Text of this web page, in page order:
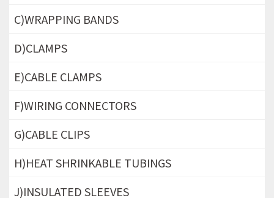
C)WRAPPING BANDS
D)CLAMPS
E)CABLE CLAMPS
F)WIRING CONNECTORS
G)CABLE CLIPS
H)HEAT SHRINKABLE TUBINGS
J)INSULATED SLEEVES